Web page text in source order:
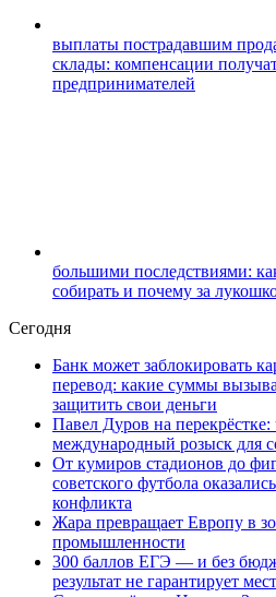
выплаты пострадавшим
склады: компенсации
предпринимателей
большими последствиями:
собирать и почему за
Сегодня
Банк может заблокировать
перевод: какие суммы
защитить свои деньги
Павел Дуров на
международный розыск для
От кумиров стадионов до
советского футбола
конфликта
Жара превращает Европу в
промышленности
300 баллов ЕГЭ — и без
результат не гарантирует